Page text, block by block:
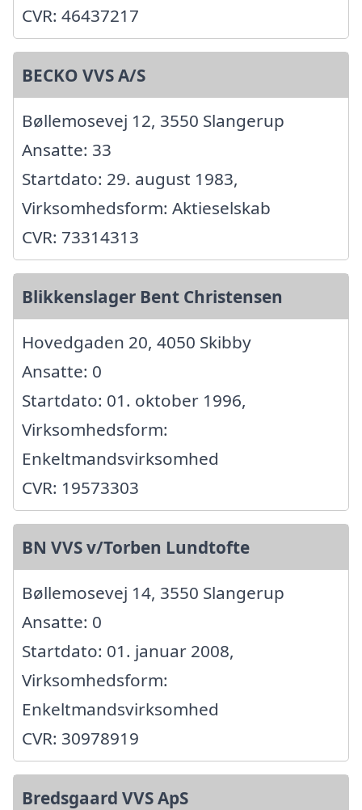
CVR: 46437217
BECKO VVS A/S
Bøllemosevej 12, 3550 Slangerup
Ansatte: 33
Startdato: 29. august 1983,
Virksomhedsform: Aktieselskab
CVR: 73314313
Blikkenslager Bent Christensen
Hovedgaden 20, 4050 Skibby
Ansatte: 0
Startdato: 01. oktober 1996,
Virksomhedsform:
Enkeltmandsvirksomhed
CVR: 19573303
BN VVS v/Torben Lundtofte
Bøllemosevej 14, 3550 Slangerup
Ansatte: 0
Startdato: 01. januar 2008,
Virksomhedsform:
Enkeltmandsvirksomhed
CVR: 30978919
Bredsgaard VVS ApS